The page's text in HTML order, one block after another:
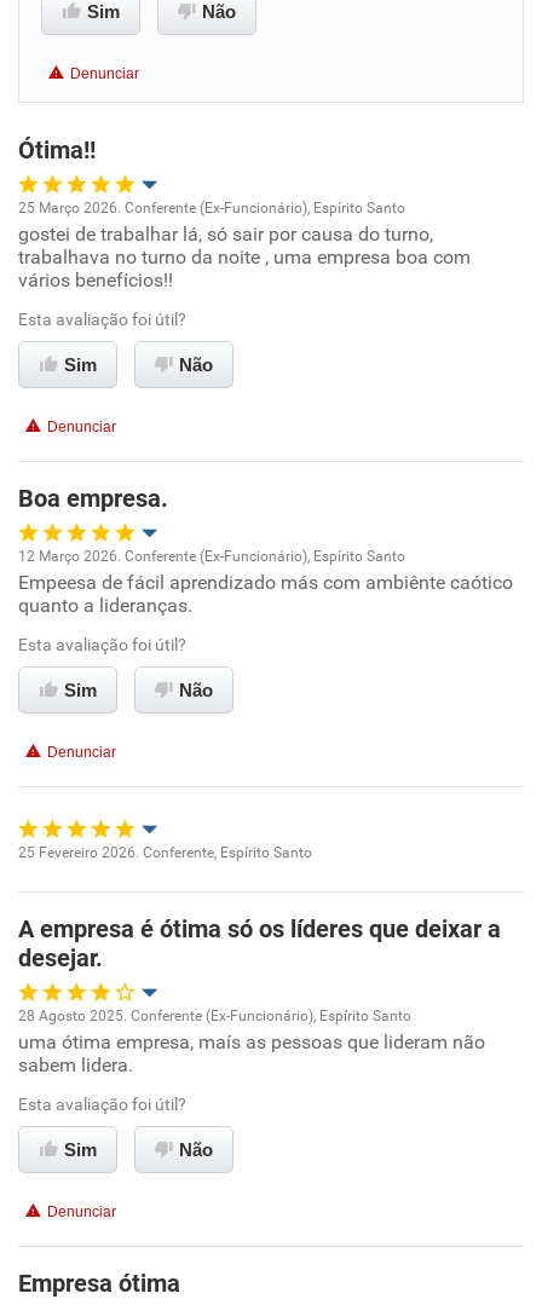
Sim Não
Denunciar
Ótima!!
Oportunidade de promoção
Conciliação com a vida familiar
Recomenda a diretoria
25 Março 2026. Conferente (Ex-Funcionário), Espírito Santo
gostei de trabalhar lá, só sair por causa do turno,
trabalhava no turno da noite , uma empresa boa com
vários benefícios!!
Esta avaliação foi útil?
Sim Não
Denunciar
Boa empresa.
Oportunidade de promoção
Ambiente de trabalho
Conciliação com a vida familiar
Recomenda esta empresa
Não recomenda a diretoria
12 Março 2026. Conferente (Ex-Funcionário), Espírito Santo
Empeesa de fácil aprendizado más com ambiênte caótico
quanto a lideranças.
Esta avaliação foi útil?
Sim Não
Denunciar
Ambiente de trabalho
Conciliação com a vida familiar
Benefícios
Recomenda esta empresa
25 Fevereiro 2026. Conferente, Espírito Santo
A empresa é ótima só os líderes que deixar a
desejar.
Oportunidade de promoção
Ambiente de trabalho
Conciliação com a vida familiar
Recomenda esta empresa
28 Agosto 2025. Conferente (Ex-Funcionário), Espírito Santo
uma ótima empresa, maís as pessoas que lideram não
sabem lidera.
Esta avaliação foi útil?
Sim Não
Denunciar
Empresa ótima